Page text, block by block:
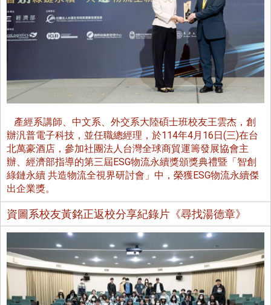
產經系講師、中文系、外交系大陸碩士班校友王雲杰，創
辦汎普電子科技，並任職總經理，於114年4月16日(三)在台
北萬豪酒店，參加社團法人台灣全球商貿運籌發展協會主
辦、經濟部指導的第三屆ESG物流永續獎頒獎典禮暨「智創
綠鏈永續 共造物流全視界研討會」中，榮獲ESG物流永續傑
出企業獎。
資圖系校友黃銘正返校分享紀錄片《尋找湯德章》